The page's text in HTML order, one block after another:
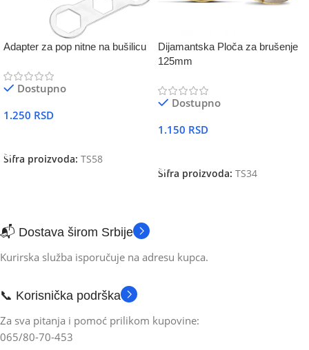
Adapter za pop nitne na bušilicu
Dostupno
1.250 RSD
Šifra proizvoda: TS58
Dijamantska Ploča za brušenje
125mm
Dostupno
1.150 RSD
Šifra proizvoda: TS34
📬 Dostava širom Srbije
Kurirska služba isporučuje na adresu kupca.
📞 Korisnička podrška
Za sva pitanja i pomoć prilikom kupovine:
065/80-70-453